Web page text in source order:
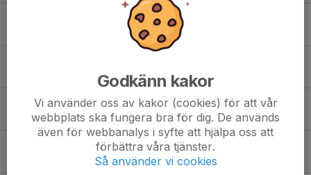
Emilia S.
Godkänn kakor
Vi använder oss av kakor (cookies) för att vår
webbplats ska fungera bra för dig. De används
även för webbanalys i syfte att hjälpa oss att
förbättra våra tjänster.
Så använder vi cookies